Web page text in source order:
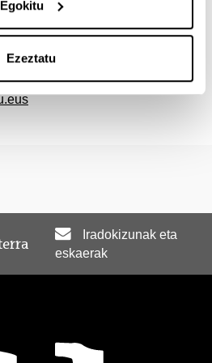
Egokitu
Ezeztatu
150 ordu
izanez gero, jo hauetara :
Iradokizunak eta
eskaerak